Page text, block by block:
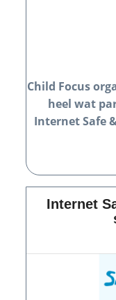
Child Focus
heel wat
Internet Safe
Internet